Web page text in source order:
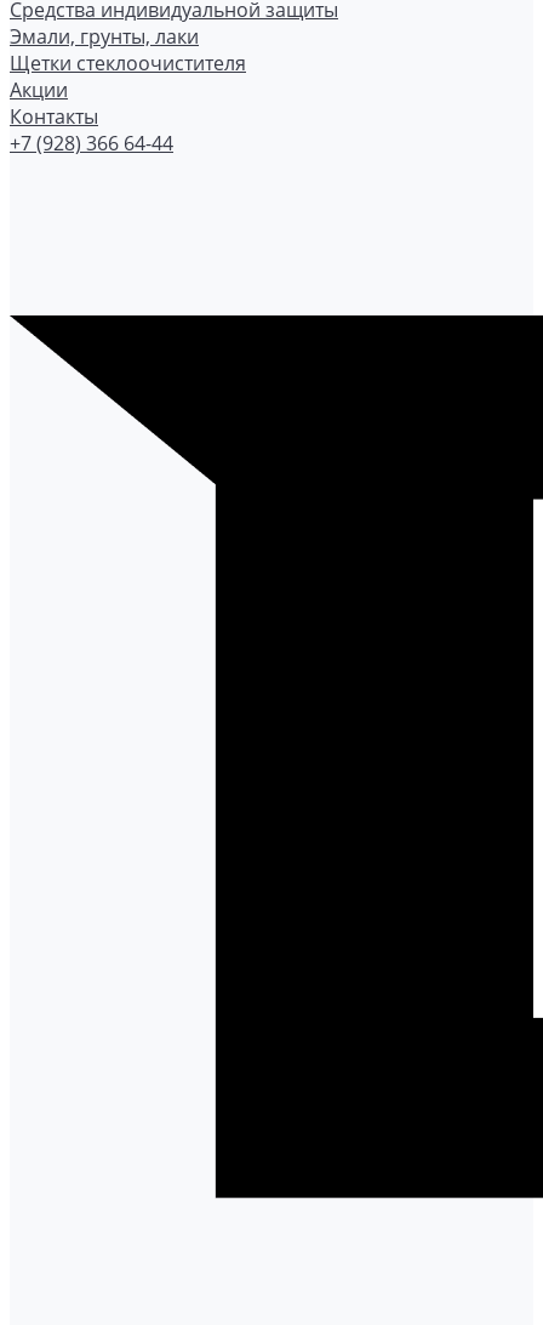
Средства индивидуальной защиты
Эмали, грунты, лаки
Щетки стеклоочистителя
Акции
Контакты
+7 (928) 366 64-44